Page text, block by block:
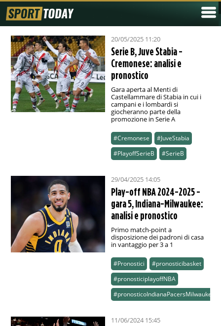
20/05/2025 11:20
Serie B, Juve Stabia -
Cremonese: analisi e
pronostico
Gara aperta al Menti di
Castellammare di Stabia in cui i
campani e i lombardi si
giocheranno parte della
promozione in Serie A
#Cremonese
#JuveStabia
#PlayoffSerieB
#SerieB
29/04/2025 14:05
Play-off NBA 2024-2025 -
gara 5, Indiana-Milwaukee:
analisi e pronostico
Primo match-point a
disposizione dei padroni di casa
in vantaggio per 3 a 1
#Pronostici
#pronosticibasket
#pronosticiplayoffNBA
11/06/2024 15:45